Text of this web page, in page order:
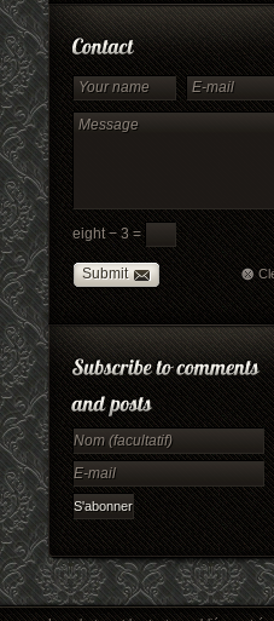
eight − 3 =
Submit